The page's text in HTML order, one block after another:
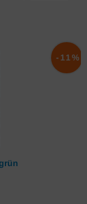
-11%